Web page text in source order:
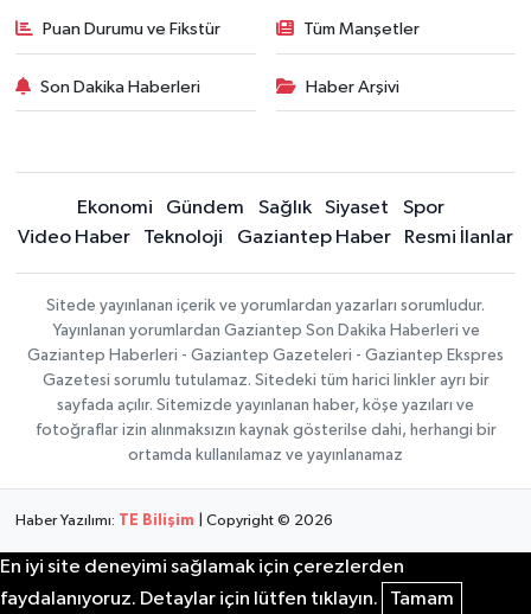
Puan Durumu ve Fikstür Tüm Manşetler
Son Dakika Haberleri Haber Arşivi
Ekonomi Gündem Sağlık Siyaset
Spor
Video Haber
Teknoloji Gaziantep Haber Resmi İlanlar
Sitede yayınlanan içerik ve yorumlardan yazarları sorumludur.
Yayınlanan yorumlardan Gaziantep Son Dakika Haberleri ve
Gaziantep Haberleri - Gaziantep Gazeteleri - Gaziantep Ekspres
Gazetesi sorumlu tutulamaz. Sitedeki tüm harici linkler ayrı bir
sayfada açılır. Sitemizde yayınlanan haber, köşe yazıları ve
fotoğraflar izin alınmaksızın kaynak gösterilse dahi, herhangi bir
ortamda kullanılamaz ve yayınlanamaz
Haber Yazılımı: TE Bilişim | Copyright © 2026
En iyi site deneyimi sağlamak için çerezlerden
faydalanıyoruz. Detaylar için lütfen tıklayın.
Tamam